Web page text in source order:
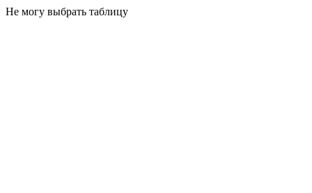
Не могу выбрать таблицу